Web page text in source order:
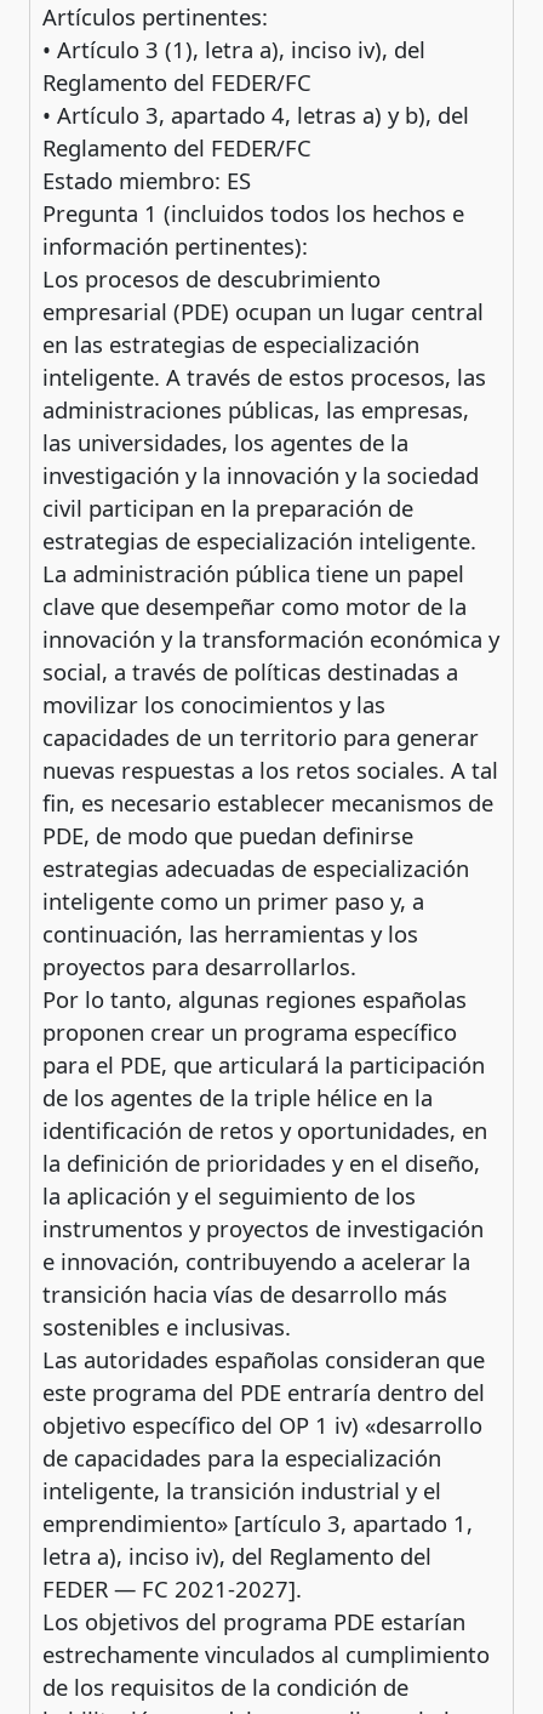
Artículos pertinentes:
• Artículo 3 (1), letra a), inciso iv), del
Reglamento del FEDER/FC
• Artículo 3, apartado 4, letras a) y b), del
Reglamento del FEDER/FC
Estado miembro: ES
Pregunta 1 (incluidos todos los hechos e
información pertinentes):
Los procesos de descubrimiento
empresarial (PDE) ocupan un lugar central
en las estrategias de especialización
inteligente. A través de estos procesos, las
administraciones públicas, las empresas,
las universidades, los agentes de la
investigación y la innovación y la sociedad
civil participan en la preparación de
estrategias de especialización inteligente.
La administración pública tiene un papel
clave que desempeñar como motor de la
innovación y la transformación económica y
social, a través de políticas destinadas a
movilizar los conocimientos y las
capacidades de un territorio para generar
nuevas respuestas a los retos sociales. A tal
fin, es necesario establecer mecanismos de
PDE, de modo que puedan definirse
estrategias adecuadas de especialización
inteligente como un primer paso y, a
continuación, las herramientas y los
proyectos para desarrollarlos.
Por lo tanto, algunas regiones españolas
proponen crear un programa específico
para el PDE, que articulará la participación
de los agentes de la triple hélice en la
identificación de retos y oportunidades, en
la definición de prioridades y en el diseño,
la aplicación y el seguimiento de los
instrumentos y proyectos de investigación
e innovación, contribuyendo a acelerar la
transición hacia vías de desarrollo más
sostenibles e inclusivas.
Las autoridades españolas consideran que
este programa del PDE entraría dentro del
objetivo específico del OP 1 iv) «desarrollo
de capacidades para la especialización
inteligente, la transición industrial y el
emprendimiento» [artículo 3, apartado 1,
letra a), inciso iv), del Reglamento del
FEDER — FC 2021-2027].
Los objetivos del programa PDE estarían
estrechamente vinculados al cumplimiento
de los requisitos de la condición de